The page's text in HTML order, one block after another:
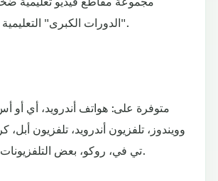
"الدورات الكبرى" التعليمية لطلبة الجامعات.
متوفرة على: هواتف أندرويد، أي
وويندوز، تلفزيون أندرويد، تلفزيون
تي في، روكو، بعض التلفزيونات الذكية، الإنترنت.